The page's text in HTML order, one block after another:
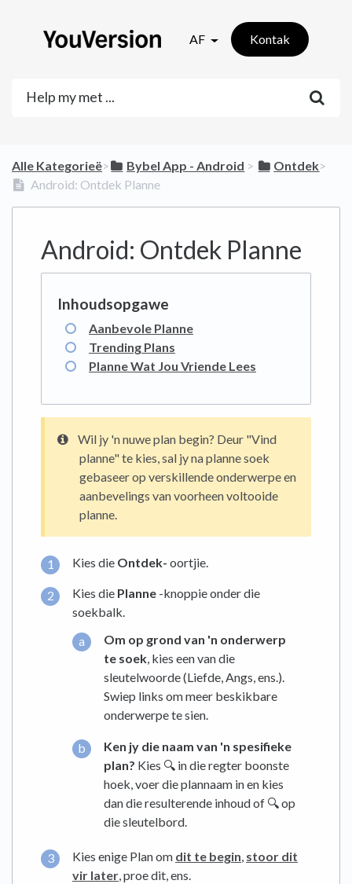
AF Kontak
Alle Kategorieë​>​ ​Bybel App - Android ​ > ​ ​Ontdek​>​
Android: Ontdek Planne
Android: Ontdek Planne
Aanbevole Planne
Trending Plans
Planne Wat Jou Vriende Lees
Wil jy 'n nuwe plan begin? Deur "Vind
planne" te kies, sal jy na planne soek
gebaseer op verskillende onderwerpe en
aanbevelings van voorheen voltooide
planne.
Kies die Ontdek- oortjie.
Kies die Planne -knoppie onder die
soekbalk.
Om op grond van 'n onderwerp
te soek, kies een van die
sleutelwoorde (Liefde, Angs, ens.).
Swiep links om meer beskikbare
onderwerpe te sien.
Ken jy die naam van 'n spesifieke
plan? Kies 🔍 in die regter boonste
hoek, voer die plannaam in en kies
dan die resulterende inhoud of 🔍 op
die sleutelbord.
Kies enige Plan om dit te begin, stoor dit
vir later, proe dit, ens.